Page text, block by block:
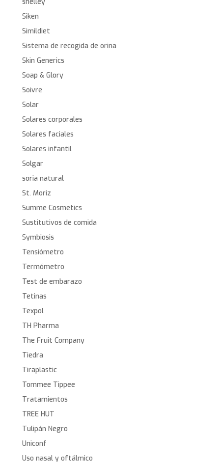
Siken
Simildiet
Sistema de recogida de orina
Skin Generics
Soap & Glory
Soivre
Solar
Solares corporales
Solares faciales
Solares infantil
Solgar
soria natural
St. Moriz
Summe Cosmetics
Sustitutivos de comida
Symbiosis
Tensiómetro
Termómetro
Test de embarazo
Tetinas
Texpol
TH Pharma
The Fruit Company
Tiedra
Tiraplastic
Tommee Tippee
Tratamientos
TREE HUT
Tulipán Negro
Uniconf
Uso nasal y oftálmico